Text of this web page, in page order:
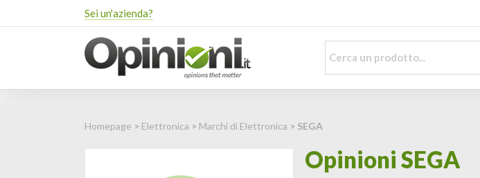
Sei un'azienda?
Homepage > Elettronica > Marchi di Elettronica > SEGA
Opinioni SEGA